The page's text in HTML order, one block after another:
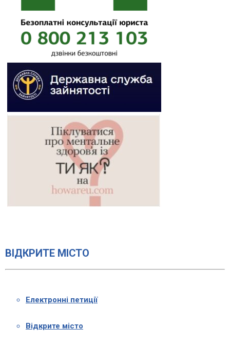
ВІДКРИТЕ МІСТО
Електронні петиції
Відкрите місто